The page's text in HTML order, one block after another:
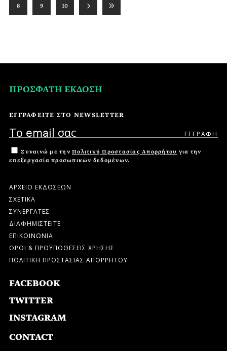
8 9 10
ΠΡΟΣΦΑΤΗ ΕΚΔΟΣΗ
ΕΓΓΡΑΦΕΙΤΕ ΣΤΟ NEWSLETTER
Συναινώ με την Πολιτική Προστασίας Απορρήτου για την
επεξεργασία προσωπικών δεδομένων.
ΑΡΧΕΙΟ ΕΚΔΟΣΕΩΝ
ΣΧΕΤΙΚΑ
ΣΥΝΕΡΓΑΤΕΣ
ΔΙΑΦΗΜΙΣΤΕΙΤΕ
ΕΠΙΚΟΙΝΩΝΙΑ
ΟΡΟΙ & ΠΡΟΫΠΟΘΕΣΕΙΣ ΧΡΗΣΗΣ
ΠΟΛΙΤΙΚΗ ΠΡΟΣΤΑΣΙΑΣ ΑΠΟΡΡΗΤΟΥ
FACEBOOK
TWITTER
INSTAGRAM
CONTACT